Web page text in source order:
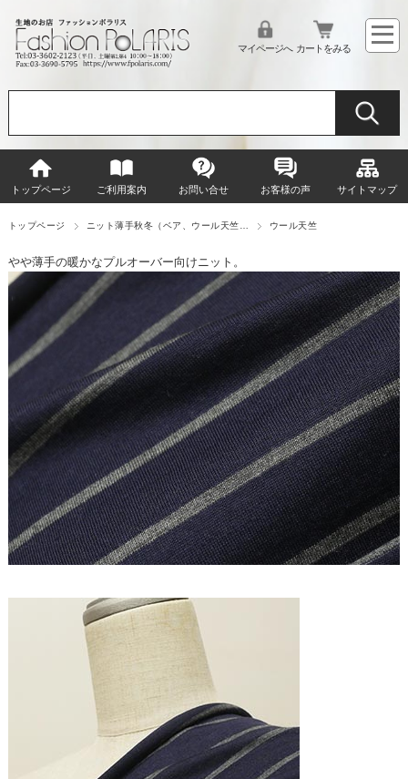
マイページへ カートをみる
トップページ ご利用案内 お問い合せ お客様の声 サイトマップ
トップページ ニット薄手秋冬（ベア、ウール天竺… ウール天竺
やや薄手の暖かなプルオーバー向けニット。